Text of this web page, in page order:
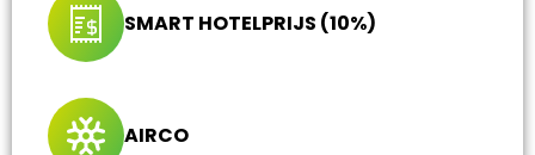
SMART HOTELPRIJS (10%)
AIRCO